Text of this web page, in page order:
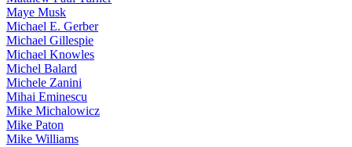
Maye Musk
Michael E. Gerber
Michael Gillespie
Michael Knowles
Michel Balard
Michele Zanini
Mihai Eminescu
Mike Michalowicz
Mike Paton
Mike Williams